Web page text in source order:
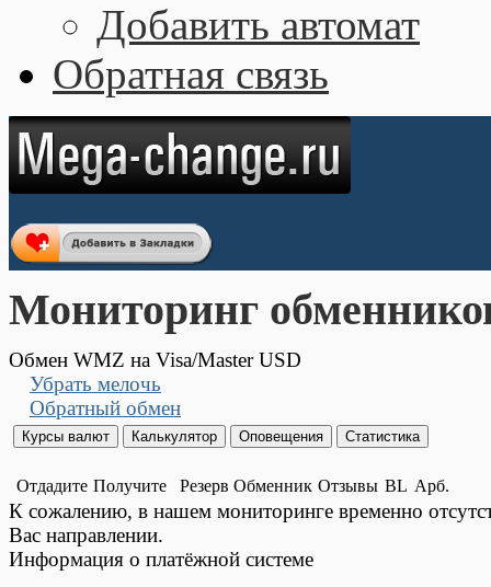
Добавить автомат
Обратная связь
Мониторинг
Обмен WMZ на Visa/Master USD
Убрать мелочь
Обратный обмен
Отдадите Получите Резерв Обменник Отзывы BL Арб.
К сожалению, в нашем мониторинге временно
Вас направлении.
Информация о платёжной системе